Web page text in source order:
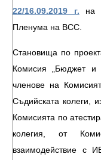
22/16.09.2019 г.
на
Пленума на ВСС.
Становища по
Комисия „Бюджет
членове на
Съдийската колеги,
Комисията по
колегия, от
взаимодействие с